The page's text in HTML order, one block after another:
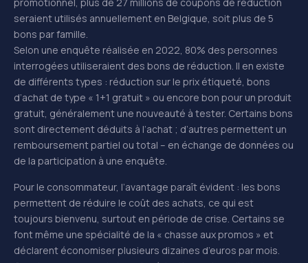
promotionnel, plus de 27 millions de coupons de réduction
seraient utilisés annuellement en Belgique, soit plus de 5
bons par famille.
Selon une enquête réalisée en 2022, 80% des personnes
interrogées utiliseraient des bons de réduction. Il en existe
de différents types : réduction sur le prix étiqueté, bons
d’achat de type « 1+1 gratuit » ou encore bon pour un produit
gratuit, généralement une nouveauté à tester. Certains bons
sont directement déduits à l’achat ; d’autres permettent un
remboursement partiel ou total – en échange de données ou
de la participation à une enquête.
Pour le consommateur, l’avantage paraît évident : les bons
permettent de réduire le coût des achats, ce qui est
toujours bienvenu, surtout en période de crise. Certains se
font même une spécialité de la « chasse aux promos » et
déclarent économiser plusieurs dizaines d’euros par mois.